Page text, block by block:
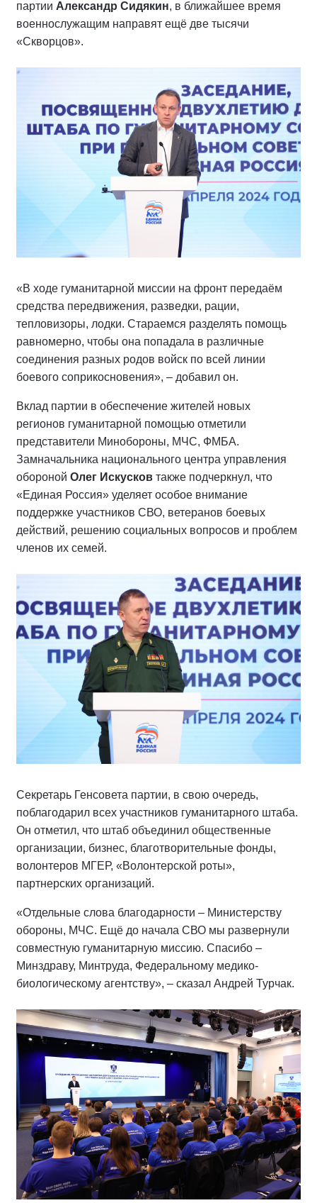
партии Александр Сидякин, в ближайшее время
военнослужащим направят ещё две тысячи
«Скворцов».
«В ходе гуманитарной миссии на фронт передаём
средства передвижения, разведки, рации,
тепловизоры, лодки. Стараемся разделять помощь
равномерно, чтобы она попадала в различные
соединения разных родов войск по всей линии
боевого соприкосновения», – добавил он.
Вклад партии в обеспечение жителей новых
регионов гуманитарной помощью отметили
представители Минобороны, МЧС, ФМБА.
Замначальника национального центра управления
обороной Олег Искусков также подчеркнул, что
«Единая Россия» уделяет особое внимание
поддержке участников СВО, ветеранов боевых
действий, решению социальных вопросов и проблем
членов их семей.
Секретарь Генсовета партии, в свою очередь,
поблагодарил всех участников гуманитарного штаба.
Он отметил, что штаб объединил общественные
организации, бизнес, благотворительные фонды,
волонтеров МГЕР, «Волонтерской роты»,
партнерских организаций.
«Отдельные слова благодарности – Министерству
обороны, МЧС. Ещё до начала СВО мы развернули
совместную гуманитарную миссию. Спасибо –
Минздраву, Минтруда, Федеральному медико-
биологическому агентству», – сказал Андрей Турчак.